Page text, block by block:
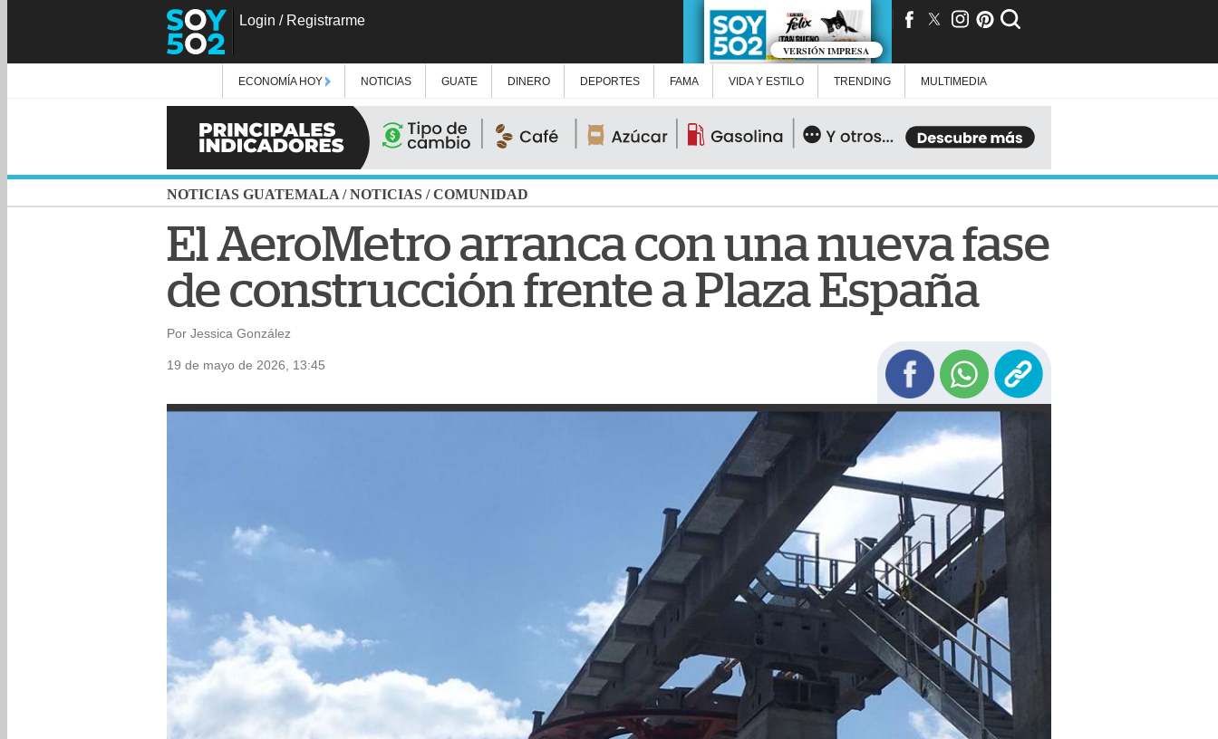
Login / Registrarme
VERSIÓN IMPRESA
ECONOMÍA HOY NOTICIAS GUATE DINERO DEPORTES FAMA VIDA Y ESTILO TRENDING MULTIMEDIA
NOTICIAS GUATEMALA /NOTICIAS /COMUNIDAD
El AeroMetro arranca con una nueva fase
de construcción frente a Plaza España
Por Jessica González
19 de mayo de 2026, 13:45